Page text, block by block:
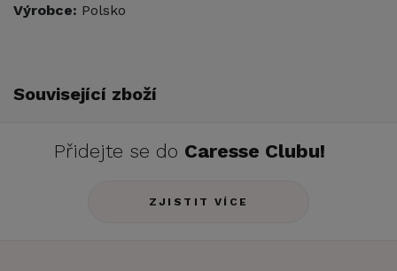
Výrobce: Polsko
Související zboží
Přidejte se do Caresse Clubu!
ZJISTIT VÍCE